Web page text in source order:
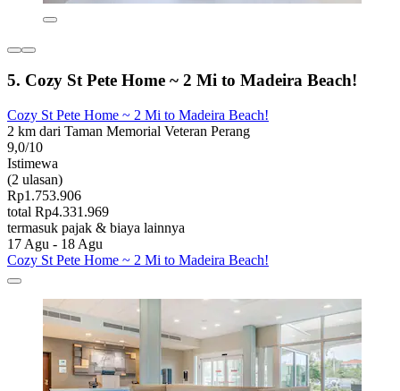
5. Cozy St Pete Home ~ 2 Mi to Madeira Beach!
Cozy St Pete Home ~ 2 Mi to Madeira Beach!
2 km dari Taman Memorial Veteran Perang
9,0/10
Istimewa
(2 ulasan)
Rp1.753.906
total Rp4.331.969
termasuk pajak & biaya lainnya
17 Agu - 18 Agu
Cozy St Pete Home ~ 2 Mi to Madeira Beach!